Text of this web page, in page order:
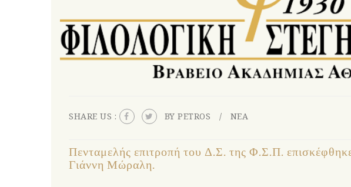
SHARE US : BY PETROS ΝΕΑ
Πενταμελής επιτροπή του Δ.Σ. της Φ.Σ.Π.
Γιάννη Μώραλη.